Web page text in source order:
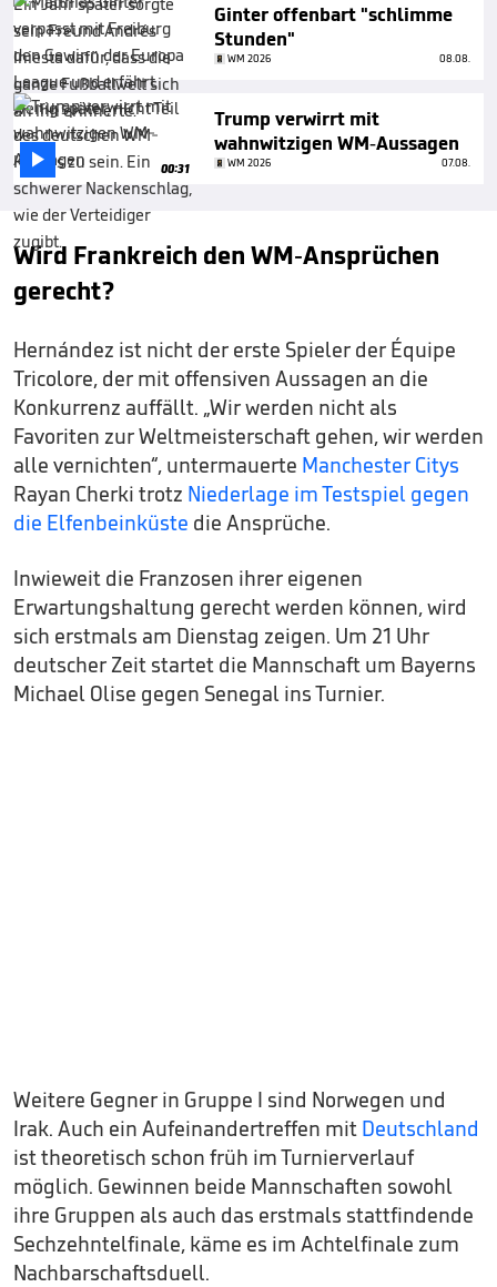
Ginter offenbart "schlimme
Stunden"
WM 2026 08.08.
 00:31
Trump verwirrt mit
wahnwitzigen WM-Aussagen
WM 2026 07.08.
Wird Frankreich den WM-Ansprüchen
gerecht?
Hernández ist nicht der erste Spieler der Équipe
Tricolore, der mit offensiven Aussagen an die
Konkurrenz auffällt. „Wir werden nicht als
Favoriten zur Weltmeisterschaft gehen, wir werden
alle vernichten“, untermauerte Manchester Citys
Rayan Cherki trotz Niederlage im Testspiel gegen
die Elfenbeinküste die Ansprüche.
Inwieweit die Franzosen ihrer eigenen
Erwartungshaltung gerecht werden können, wird
sich erstmals am Dienstag zeigen. Um 21 Uhr
deutscher Zeit startet die Mannschaft um Bayerns
Michael Olise gegen Senegal ins Turnier.
Weitere Gegner in Gruppe I sind Norwegen und
Irak. Auch ein Aufeinandertreffen mit Deutschland
ist theoretisch schon früh im Turnierverlauf
möglich. Gewinnen beide Mannschaften sowohl
ihre Gruppen als auch das erstmals stattfindende
Sechzehntelfinale, käme es im Achtelfinale zum
Nachbarschaftsduell.